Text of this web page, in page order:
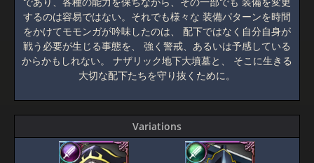
するのは容易ではない。それでも様々な 装備パターンを時間
をかけてモモンガが吟味したのは、 配下ではなく自分自身が
戦う必要が生じる事態を、 強く警戒、あるいは予感している
からかもしれない。 ナザリック地下大墳墓と、 そこに生きる
大切な配下たちを守り抜くために。
Variations